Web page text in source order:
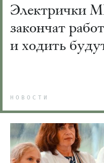
Электрички
закончат
и ходить
НОВОСТИ